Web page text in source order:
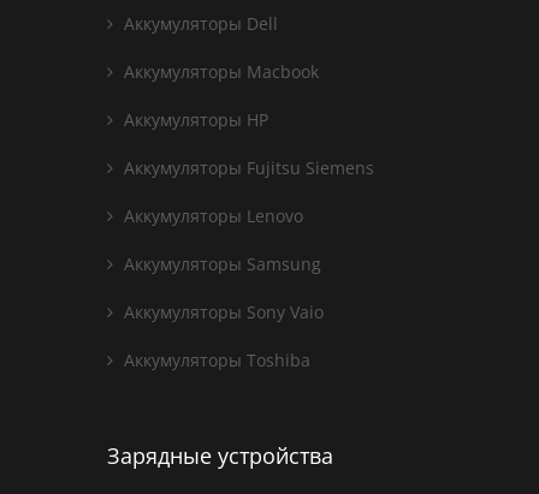
Аккумуляторы Dell
Аккумуляторы Macbook
Аккумуляторы HP
Аккумуляторы Fujitsu Siemens
Аккумуляторы Lenovo
Аккумуляторы Samsung
Аккумуляторы Sony Vaio
Аккумуляторы Toshiba
Зарядные устройства